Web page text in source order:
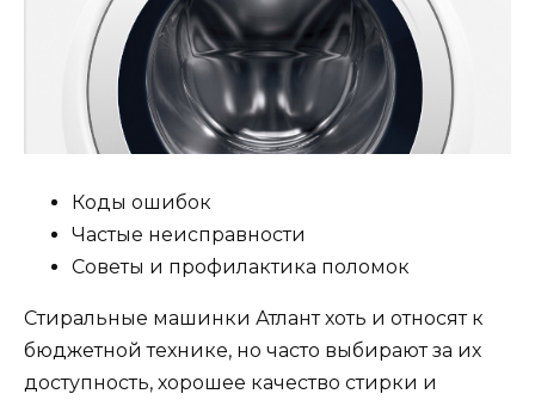
Коды ошибок
Частые неисправности
Советы и профилактика поломок
Стиральные машинки Атлант хоть и относят к
бюджетной технике, но часто выбирают за их
доступность, хорошее качество стирки и